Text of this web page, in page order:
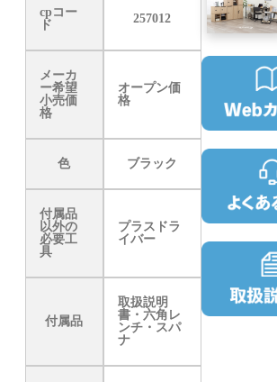
cpコー
ド
257012
メーカ
ー希望
小売価
格
オープン価
格
色 ブラック
付属品
以外の
必要工
具
プラスドラ
イバー
付属品
取扱説明
書・六角レ
ンチ・スパ
ナ